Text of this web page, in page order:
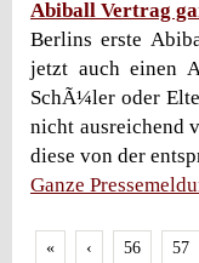
Abiball Vertrag
Berlins erste
jetzt auch einen
SchÃ¼ler oder
nicht ausreichend
diese von der
Ganze
« ‹ 56 57